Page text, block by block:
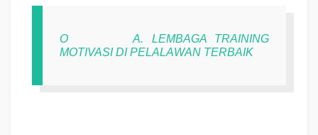
O
A. LEMBAGA TRAINING
MOTIVASI DI PELALAWAN TERBAIK